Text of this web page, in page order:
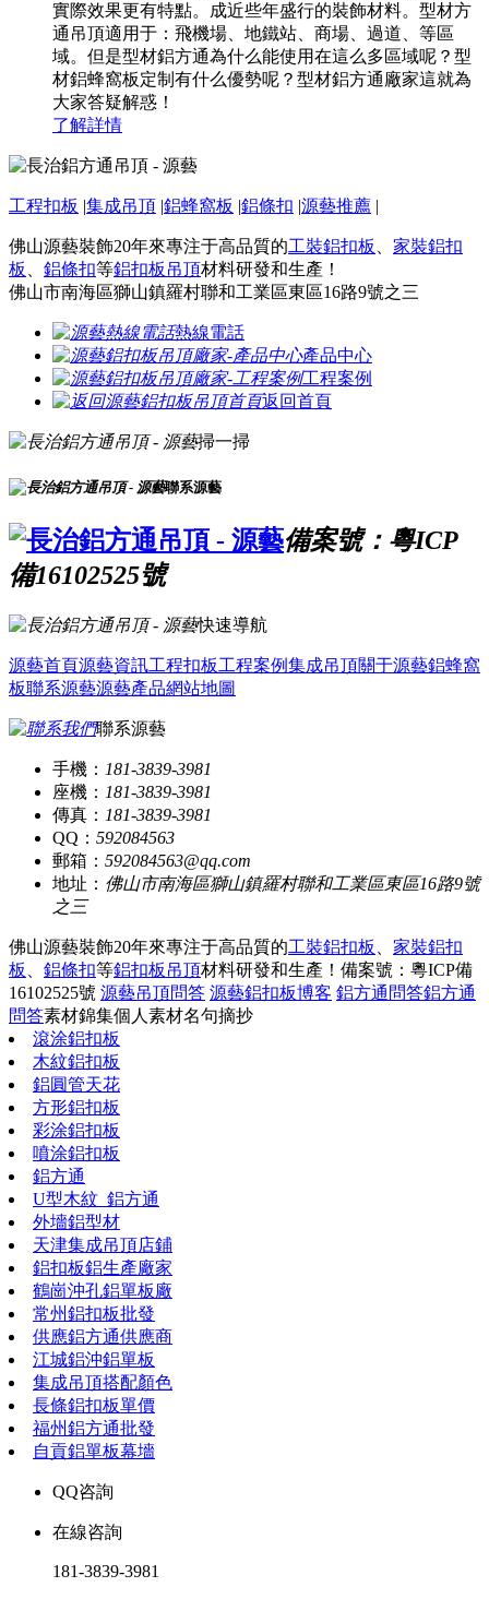
實際效果更有特點。成近些年盛行的裝飾材料。型材方
通吊頂適用于：飛機場、地鐵站、商場、過道、等區
域。但是型材鋁方通為什么能使用在這么多區域呢？型
材鋁蜂窩板定制有什么優勢呢？型材鋁方通廠家這就為
大家答疑解惑！
了解詳情
工程扣板 |集成吊頂 |鋁蜂窩板 |鋁條扣 |源藝推薦 |
佛山源藝裝飾20年來專注于高品質的工裝鋁扣板
家裝鋁扣
板
鋁條扣等鋁扣板吊頂材料研發和生產！
佛山市南海區獅山鎮羅村聯和工業區東區16路9號之三
熱線電話
產品中心
工程案例
返回首頁
掃一掃
聯系源藝
備案號：粵ICP
備16102525號
快速導航
源藝首頁源藝資訊工程扣板工程案例集成吊頂關于源藝鋁蜂窩
板聯系源藝源藝產品網站地圖
聯系源藝
手機： 181-3839-3981
座機： 181-3839-3981
傳真： 181-3839-3981
QQ： 592084563
郵箱： 592084563@qq.com
地址： 佛山市南海區獅山鎮羅村聯和工業區東區16路9號
之三
佛山源藝裝飾20年來專注于高品質的工裝鋁扣板
家裝鋁扣
板
鋁條扣等鋁扣板吊頂材料研發和生產！ 備案號：粵ICP備
16102525號 源藝吊頂問答 源藝鋁扣板博客 鋁方通問答鋁方通
問答素材錦集個人素材名句摘抄
滾涂鋁扣板
木紋鋁扣板
鋁圓管天花
方形鋁扣板
彩涂鋁扣板
噴涂鋁扣板
鋁方通
U型木紋_鋁方通
外墻鋁型材
天津集成吊頂店鋪
鋁扣板鋁生產廠家
鶴崗沖孔鋁單板廠
常州鋁扣板批發
供應鋁方通供應商
江城鋁沖鋁單板
集成吊頂搭配顏色
長條鋁扣板單價
福州鋁方通批發
自貢鋁單板幕墻
QQ咨詢
在線咨詢
181-3839-3981